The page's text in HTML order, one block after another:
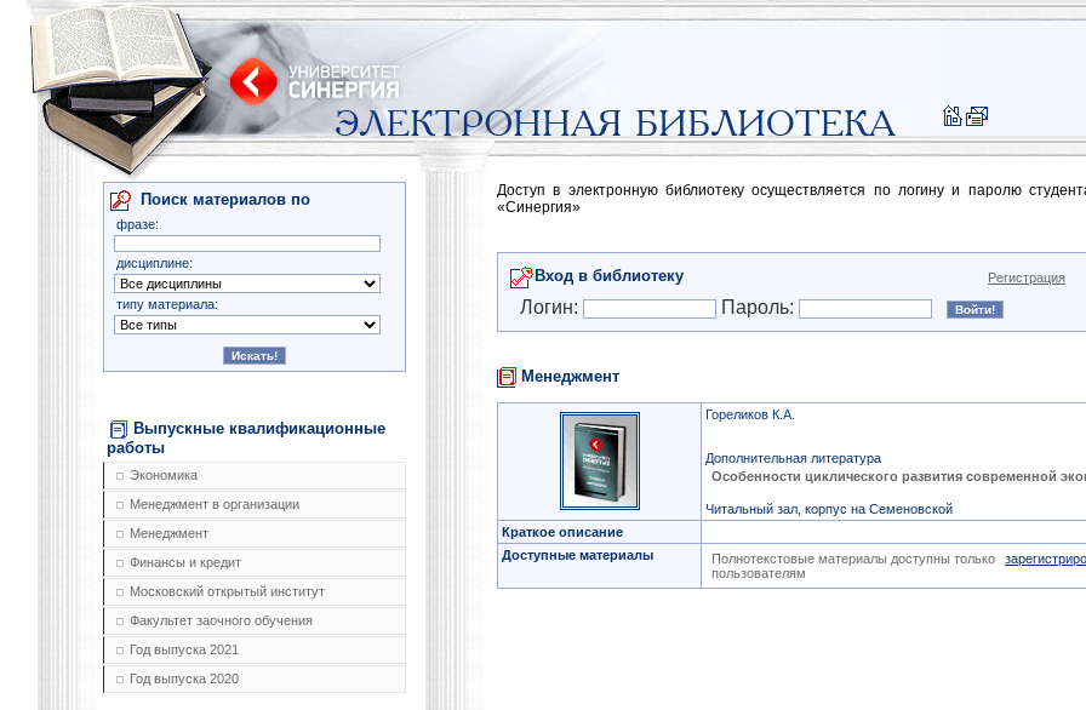
Поиск материалов по
фразе:
дисциплине:
типу материала:
Выпускные квалификационные
работы
Экономика
Менеджмент в организации
Менеджмент
Финансы и кредит
Московский открытый институт
Факультет заочного обучения
Год выпуска 2021
Год выпуска 2020
Доступ в электронную библиотеку осуществляется по логину и паролю
«Синергия»
Вход в библиотеку Регистрация
Логин: Пароль:
Менеджмент
Гореликов К.А.
Дополнительная литература
Особенности циклического развития современной
Читальный зал, корпус на Семеновской
Краткое описание
Доступные материалы
Полнотекстовые материалы доступны только
пользователям